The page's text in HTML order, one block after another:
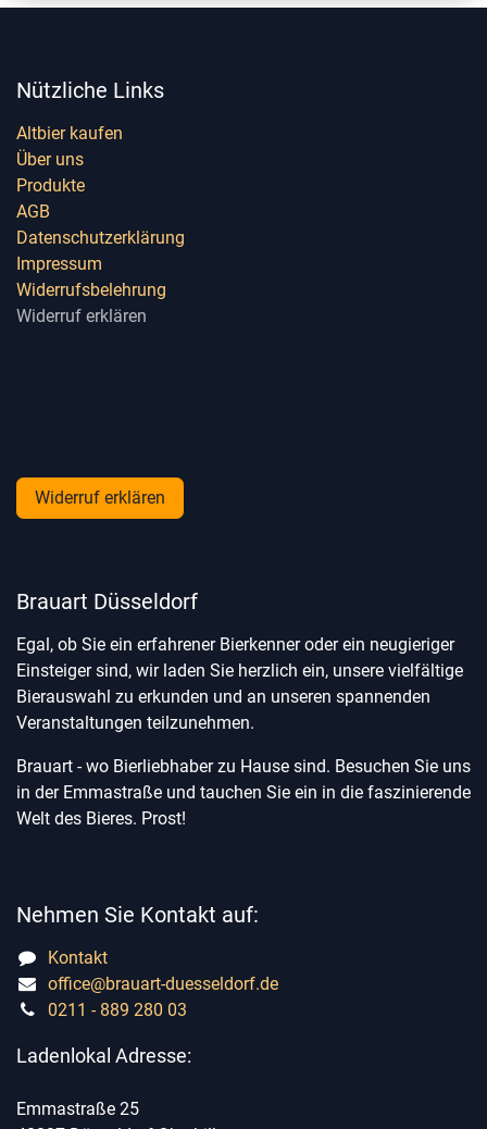
Nützliche Links
Altbier kaufen
Über uns
Produkte
AGB
Datenschutzerklärung
Impressum
Widerrufsbelehrung
Widerruf erklären
Widerruf erklären
Brauart Düsseldorf
Egal, ob Sie ein erfahrener Bierkenner oder ein neugieriger
Einsteiger sind, wir laden Sie herzlich ein, unsere vielfältige
Bierauswahl zu erkunden und an unseren spannenden
Veranstaltungen teilzunehmen.
Brauart - wo Bierliebhaber zu Hause sind. Besuchen Sie uns
in der Emmastraße und tauchen Sie ein in die faszinierende
Welt des Bieres. Prost!
Nehmen Sie Kontakt auf:
Kontakt
office@brauart-duesseldorf.de
0211 - 889 280 03
Ladenlokal Adresse:
Emmastraße 25